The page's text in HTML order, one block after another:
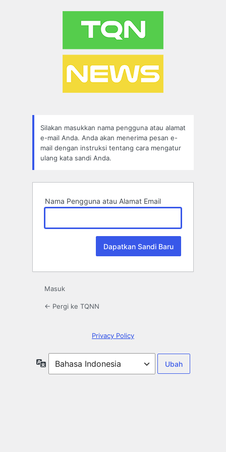
Silakan masukkan nama pengguna atau alamat
e-mail Anda. Anda akan menerima pesan e-
mail dengan instruksi tentang cara mengatur
ulang kata sandi Anda.
Nama Pengguna atau Alamat Email
Masuk
← Pergi ke TQNN
Privacy Policy
Bahasa